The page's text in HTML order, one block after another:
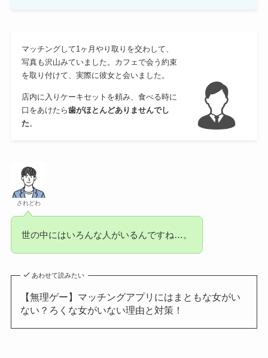
マッチングして1ヶ月やり取りを交わして、
写真も沢山みていました。カフェで会う約束
を取り付けて、実際に彼女と会いました。
店内に入りケーキセットを頼み、食べる時に
口をあけたら歯がほとんどありませんでし
た。
されどわ
世の中にはいろんな人がいるんですね…。
あわせて読みたい
【無理ゲー】マッチングアプリにはまともな女がい
ない？ろくな女がいない理由と対策！